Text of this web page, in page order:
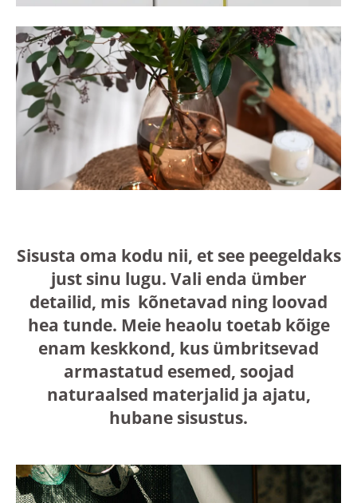
Sisusta oma kodu nii, et see peegeldaks
just sinu lugu. Vali enda ümber
detailid, mis kõnetavad ning loovad
hea tunde. Meie heaolu toetab kõige
enam keskkond, kus ümbritsevad
armastatud esemed, soojad
naturaalsed materjalid ja ajatu,
hubane sisustus.